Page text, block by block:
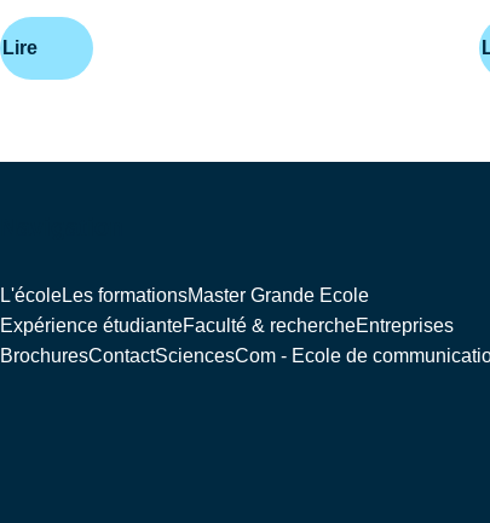
Lire
L'écoleLes formationsMaster Grande Ecole
Expérience étudianteFaculté & rechercheEntreprises
BrochuresContactSciencesCom - Ecole de